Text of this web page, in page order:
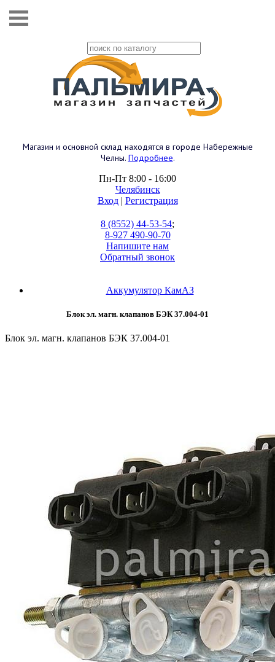
Магазин и основной склад находятся в городе Набережные
Челны. Подробнее.
Пн-Пт 8:00 - 16:00
Челябинск
Вход| Регистрация
8 (8552) 44-53-54;
8-927 490-90-70
Напишите нам
Обратный звонок
Аккумулятор КамАЗ
Блок эл. магн. клапанов БЭК 37.004-01
Блок эл. магн. клапанов БЭК 37.004-01